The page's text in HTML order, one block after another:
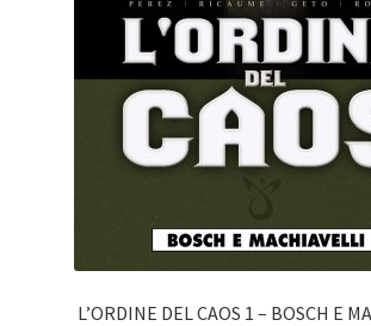
L’ORDINE DEL CAOS 1 – BOSCH E